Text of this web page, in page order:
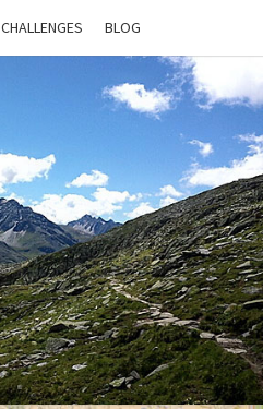
CHALLENGES BLOG